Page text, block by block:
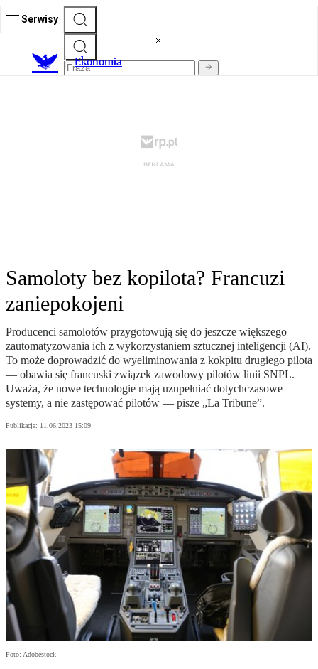
Serwisy
Ekonomia
Samoloty bez kopilota? Francuzi
zaniepokojeni
Producenci samolotów przygotowują się do jeszcze większego
zautomatyzowania ich z wykorzystaniem sztucznej inteligencji (AI).
To może doprowadzić do wyeliminowania z kokpitu drugiego pilota
— obawia się francuski związek zawodowy pilotów linii SNPL.
Uważa, że nowe technologie mają uzupełniać dotychczasowe
systemy, a nie zastępować pilotów — pisze „La Tribune”.
Publikacja: 11.06.2023 15:09
Foto: Adobestock